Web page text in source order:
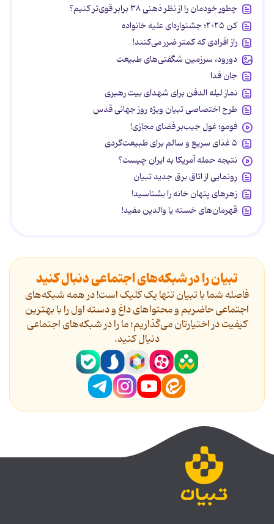
چطور خودمان را از نظر ذهنی ۳۸ برابر قوی‌تر کنیم؟
کن ۲۰۲۵؛ جشنواره‌ای علیه خانواده
راز افرادی که کمتر ضرر می‌کنند!
دورود، سرزمین شگفتی‌های طبیعت
جان فدا
نماز لیله الدفن برای شهدای بیت رهبری
طرح اختصاصی تبیان ویژه روز جهانی قدس
فومو؛ غول جیب‌بر فضای مجازی!
۵ غذای سریع و سالم برای طبیعت‌گردی
نتیجه حمله آمریکا به ایران چیست؟
رونمایی از اتاق برق جدید تبیان
زهرهای پنهان خانه را بشناسید!
قهرمان‌های خسته یا والدین مفید!
تبیان را در شبکه‌های اجتماعی دنبال کنید
فاصله شما با تبیان تنها یک کلیک است! در همه شبکه‌های
اجتماعی حاضریم و محتواهای داغ و دسته اول را با بهترین
کیفیت در اختیارتان می‌گذاریم؛ ما را در شبکه‌های اجتماعی
دنیال کنید.